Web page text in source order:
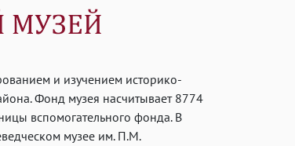
и изучением историко-
Фонд музея насчитывает 8774
вспомогательного фонда. В
музее им. П.М.